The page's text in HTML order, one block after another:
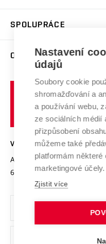
Brno
Celoživotní vzdělávání
E-přihláška
Harmonogram
Závěrečné práce
Doktorské studium
Zpracování osobních údajů
Sociální bezpečí
Studium bez bariér
Podpora podnikání
Mezinárodní vědecká rada
Systém zajišťování kvality
Výzkumné infrastruktury
Transfer znalostí
Open Science
Projekty
Projekty ze strukturálních
Specifický výzkum
SPOLUPRÁCE
Zahraniční spolupráce
Spolupráce se školami
Služby univerzity
Mezinárodní dohody
Univerzitní sítě
O UNIVERZITĚ
Profil univerzity
Udržitelná univerzita
Podnikavá univerzita /
Bezpečná univerzita
Vyznamenání
Organizační struktura
Ochrana osobních údajů
VYSOKÉ UČENÍ TECHNICKÉ
Antonínská 548/1
602 00 Brno
Nastavení
údajů
Soubory cookie
shromažďování a
a používání webu,
ze sociálních médií
přizpůsobení
můžeme také
platformám některé
marketingové účely.
Zjistit více